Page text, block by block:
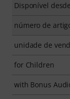
Disponível desde
número de
unidade de
for Children
with Bonus